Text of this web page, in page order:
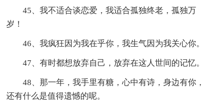
45、我不适合谈恋爱，我适合孤独终老，孤独万
岁！
46、我疯狂因为我在乎你，我生气因为我关心你。
47、有时都想放弃自己，放弃在这人世间的记忆。
48、那一年，我手里有糖，心中有诗，身边有你，
还有什么是值得遗憾的呢。